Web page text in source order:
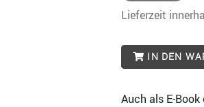
Lieferzeit
IN DEN
Auch als E-